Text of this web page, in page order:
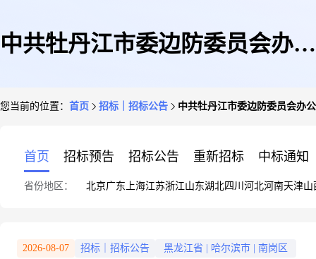
中共牡丹江市委边防委员会办公
您当前的位置： 首页 招标｜招标公告 中共牡丹江市委边防委员会办
首页 招标预告 招标公告 重新招标 中标通知
省份地区： 北京广东 上海江苏浙江山东湖北四川 河北河南天津山
2026-08-07 招标｜招标公告 黑龙江省 哈尔滨市 南岗区